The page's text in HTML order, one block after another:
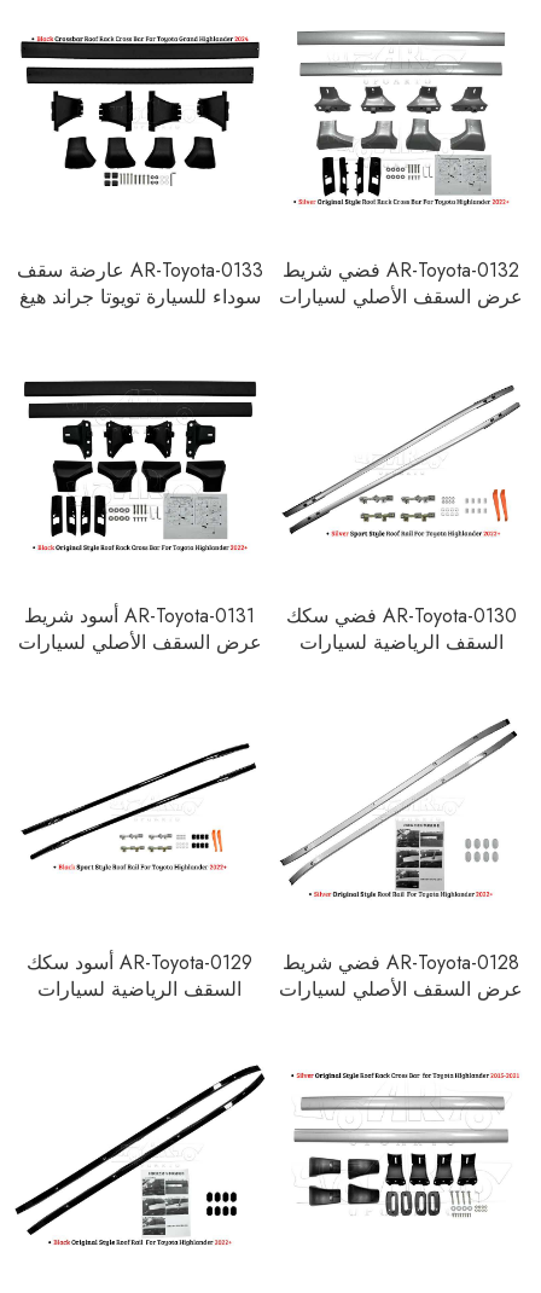
AR-Toyota-0133 عارضة سقف
سوداء للسيارة تويوتا جراند هيغ
AR-Toyota-0132 فضي شريط
عرض السقف الأصلي لسيارات
AR-Toyota-0131 أسود شريط
عرض السقف الأصلي لسيارات
AR-Toyota-0130 فضي سكك
السقف الرياضية لسيارات
AR-Toyota-0129 أسود سكك
السقف الرياضية لسيارات
AR-Toyota-0128 فضي شريط
عرض السقف الأصلي لسيارات